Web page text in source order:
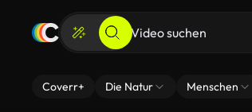
Coverr+ Die Natur Menschen